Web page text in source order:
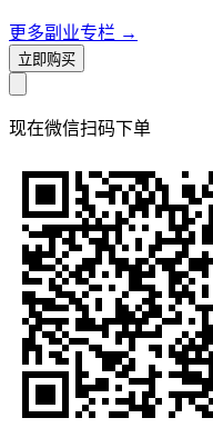
更多副业专栏 →
立即购买
现在微信扫码下单